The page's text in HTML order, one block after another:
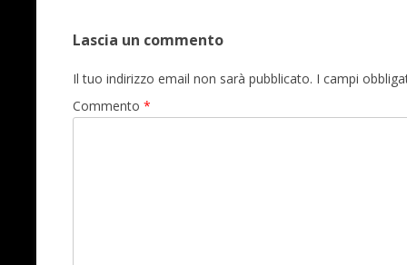
Lascia un commento
Il tuo indirizzo email non sarà pubblicato. I campi
Commento *